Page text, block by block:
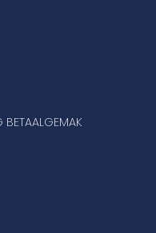
BETAALGEMAK